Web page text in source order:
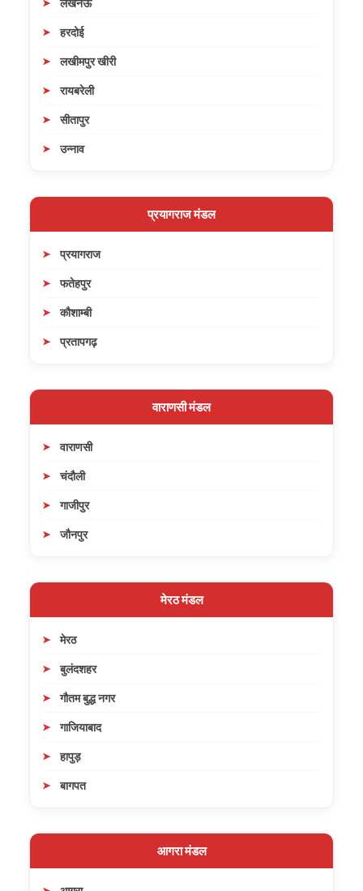
लखनऊ
हरदोई
लखीमपुर खीरी
रायबरेली
सीतापुर
उन्नाव
प्रयागराज मंडल
प्रयागराज
फतेहपुर
कौशाम्बी
प्रतापगढ़
वाराणसी मंडल
वाराणसी
चंदौली
गाजीपुर
जौनपुर
मेरठ मंडल
मेरठ
बुलंदशहर
गौतम बुद्ध नगर
गाजियाबाद
हापुड़
बागपत
आगरा मंडल